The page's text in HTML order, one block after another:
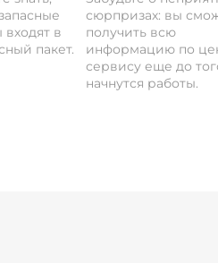
входят в
пакет.
сюрпризах: вы
получить всю
информацию по
сервису еще до
начнутся работы.